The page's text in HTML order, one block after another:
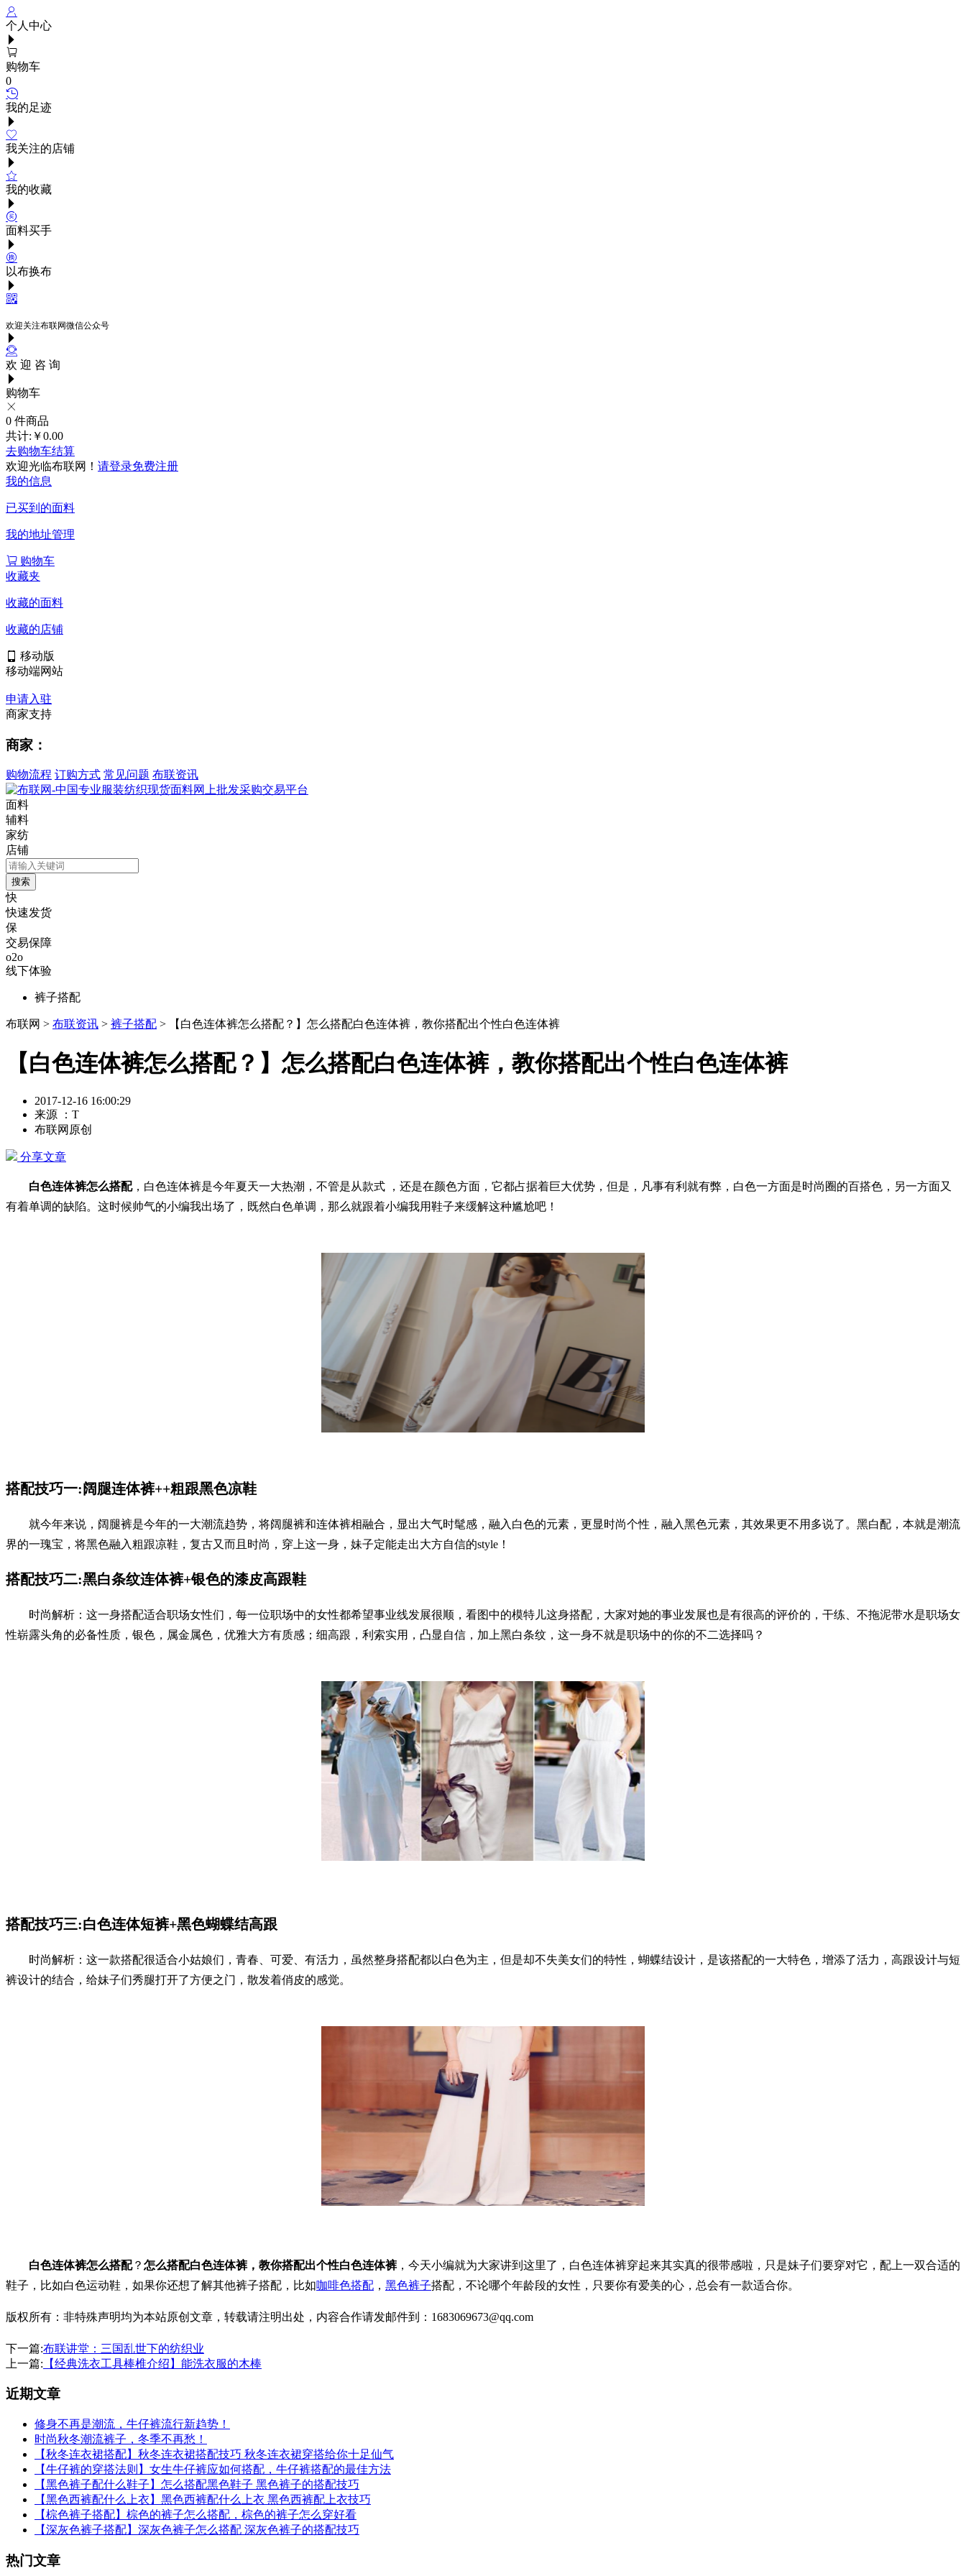
个人中心
购物车
0
我的足迹
我关注的店铺
我的收藏
面料买手
以布换布
欢迎关注布联网微信公众号
欢 迎 咨 询
购物车
0 件商品
共计: ￥0.00
去购物车结算
欢迎光临布联网！ 请登录免费注册
我的信息
已买到的面料
我的地址管理
购物车
收藏夹
收藏的面料
收藏的店铺
移动版
移动端网站
申请入驻
商家支持
商家：
购物流程 订购方式 常见问题 布联资讯
面料
辅料
家纺
店铺
快
快速发货
保
交易保障
o2o
线下体验
裤子搭配
布联网 > 布联资讯 > 裤子搭配 > 【白色连体裤怎么搭配？】怎么搭配白色连体裤，教你搭配出个性白色连体裤
【白色连体裤怎么搭配？】怎么搭配白色连体裤，教你搭配出个性白色连体裤
2017-12-16 16:00:29
来源 ：T
布联网原创
分享文章
白色连体裤怎么搭配，白色连体裤是今年夏天一大热潮，不管是从款式 ，还是在颜色方面，它都占据着巨大优势，但是，凡事有利就有弊，白色一方面是时尚圈的百搭色，另一方面又
有着单调的缺陷。这时候帅气的小编我出场了，既然白色单调，那么就跟着小编我用鞋子来缓解这种尴尬吧！
搭配技巧一:阔腿连体裤++粗跟黑色凉鞋
就今年来说，阔腿裤是今年的一大潮流趋势，将阔腿裤和连体裤相融合，显出大气时髦感，融入白色的元素，更显时尚个性，融入黑色元素，其效果更不用多说了。黑白配，本就是潮流
界的一瑰宝，将黑色融入粗跟凉鞋，复古又而且时尚，穿上这一身，妹子定能走出大方自信的style！
搭配技巧二:黑白条纹连体裤+银色的漆皮高跟鞋
时尚解析：这一身搭配适合职场女性们，每一位职场中的女性都希望事业线发展很顺，看图中的模特儿这身搭配，大家对她的事业发展也是有很高的评价的，干练、不拖泥带水是职场女
性崭露头角的必备性质，银色，属金属色，优雅大方有质感；细高跟，利索实用，凸显自信，加上黑白条纹，这一身不就是职场中的你的不二选择吗？
搭配技巧三:白色连体短裤+黑色蝴蝶结高跟
时尚解析：这一款搭配很适合小姑娘们，青春、可爱、有活力，虽然整身搭配都以白色为主，但是却不失美女们的特性，蝴蝶结设计，是该搭配的一大特色，增添了活力，高跟设计与短
裤设计的结合，给妹子们秀腿打开了方便之门，散发着俏皮的感觉。
白色连体裤怎么搭配？ 怎么搭配白色连体裤，教你搭配出个性白色连体裤，今天小编就为大家讲到这里了，白色连体裤穿起来其实真的很带感啦，只是妹子们要穿对它，配上一双合适的
鞋子，比如白色运动鞋，如果你还想了解其他裤子搭配，比如咖啡色搭配 ， 黑色裤子搭配，不论哪个年龄段的女性，只要你有爱美的心，总会有一款适合你。
版权所有：非特殊声明均为本站原创文章，转载请注明出处，内容合作请发邮件到：1683069673@qq.com
下一篇:布联讲堂：三国乱世下的纺织业
上一篇: 【经典洗衣工具棒椎介绍】能洗衣服的木棒
近期文章
修身不再是潮流，牛仔裤流行新趋势！
时尚秋冬潮流裤子，冬季不再愁！
【秋冬连衣裙搭配】秋冬连衣裙搭配技巧 秋冬连衣裙穿搭给你十足仙气
【牛仔裤的穿搭法则】女生牛仔裤应如何搭配，牛仔裤搭配的最佳方法
【​黑色裤子配什么鞋子】怎么搭配黑色鞋子 黑色裤子的搭配技巧
【黑色西裤配什么上衣】黑色西裤配什么上衣 黑色西裤配上衣技巧
【棕色裤子搭配】棕色的裤子怎么搭配，棕色的裤子怎么穿好看
【深灰色裤子搭配】深灰色裤子怎么搭配 深灰色裤子的搭配技巧
热门文章